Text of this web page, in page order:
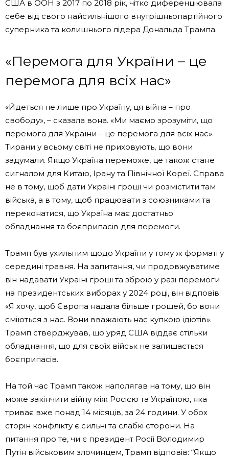
США в ООН з 2017 по 2018 рік, чітко диференціювала
себе від свого найсильнішого внутрішньопартійного
суперника та колишнього лідера Дональда Трампа.
«Перемога для України – це
перемога для всіх нас»
«Йдеться не лише про Україну, ця війна – про
свободу», – сказала вона. «Ми маємо зрозуміти, що
перемога для України – це перемога для всіх нас».
Тирани у всьому світі не приховують, що вони
задумали. Якщо Україна переможе, це також стане
сигналом для Китаю, Ірану та Північної Кореї. Справа
не в тому, щоб дати Україні гроші чи розмістити там
війська, а в тому, щоб працювати з союзниками та
переконатися, що Україна має достатньо
обладнання та боєприпасів для перемоги.
Трамп був ухильним щодо України у тому ж форматі у
середині травня. На запитання, чи продовжуватиме
він надавати Україні гроші та зброю у разі перемоги
на президентських виборах у 2024 році, він відповів:
«Я хочу, щоб Європа надала більше грошей, бо вони
сміються з нас. Вони вважають нас купкою ідіотів».
Трамп стверджував, що уряд США віддає стільки
обладнання, що для своїх військ не залишається
боєприпасів.
На той час Трамп також наполягав на тому, що він
може закінчити війну між Росією та Україною, яка
триває вже понад 14 місяців, за 24 години. У обох
сторін конфлікту є сильні та слабкі сторони. На
питання про те, чи є президент Росії Володимир
Путін військовим злочинцем, Трамп відповів: “Якщо